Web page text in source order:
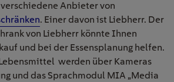
Anbieter von
. Einer davon ist Liebherr. Der
von Liebherr könnte Ihnen
und bei der Essensplanung helfen.
werden über Kameras
und das Sprachmodul MIA „Media